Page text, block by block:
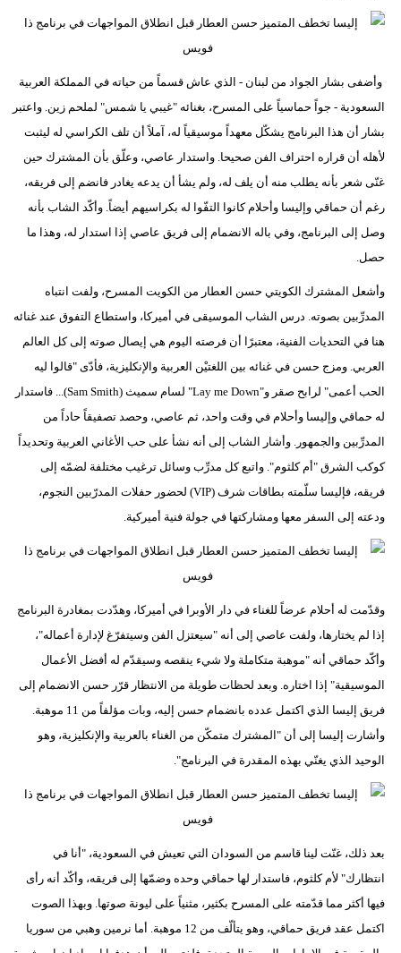
وأضفى بشار الجواد من لبنان - الذي عاش قسماً من حياته في المملكة العربية
السعودية - جواً حماسياً على المسرح، بغنائه "غيبي يا شمس" لملحم زين. واعتبر
بشار أن هذا البرنامج يشكّل معهداً موسيقياً له، آملاً أن تلف الكراسي له ليثبت
لأهله أن قراره احتراف الفن صحيحا. واستدار عاصي، وعلّق بأن المشترك حين
غنّى شعر بأنه يطلب منه أن يلف له، ولم يشأ أن يدعه يغادر فانضم إلى فريقه،
رغم أن حماقي وإليسا وأحلام كانوا التفّوا له بكراسيهم أيضاً. وأكّد الشاب بأنه
وصل إلى البرنامج، وفي باله الانضمام إلى فريق عاصي إذا استدار له، وهذا ما
حصل.
وأشعل المشترك الكويتي حسن العطار من الكويت المسرح، ولفت انتباه
المدرِّبين بصوته. درس الشاب الموسيقى في أميركا، واستطاع التفوق عند غنائه
هنا في التحديات الفنية، معتبرًا أن فرصته اليوم هي إيصال صوته إلى كل العالم
العربي. ومزج حسن في غنائه بين اللغتيْن العربية والإنكليزية، فأدّى "قالوا ليه
الحب أعمى" لرابح صقر و"Lay me Down" لسام سميث (Sam Smith)... فاستدار
له حماقي وإليسا وأحلام في وقت واحد، ثم عاصي، وحصد تصفيقاً حاداً من
المدرِّبين والجمهور. وأشار الشاب إلى أنه نشأ على حب الأغاني العربية وتحديداً
كوكب الشرق "أم كلثوم". واتبع كل مدرِّب وسائل ترغيب مختلفة لضمّه إلى
فريقه، فإليسا سلّمته بطاقات شرف (VIP) لحضور حفلات المدرّبين النجوم،
ودعته إلى السفر معها ومشاركتها في جولة فنية أميركية.
وقدّمت له أحلام عرضاً للغناء في دار الأوبرا في أميركا، وهدّدت بمغادرة البرنامج
إذا لم يختارها، ولفت عاصي إلى أنه "سيعتزل الفن وسيتفرّغ لإدارة أعماله"،
وأكّد حماقي أنه "موهبة متكاملة ولا شيء ينقصه وسيقدّم له أفضل الأعمال
الموسيقية" إذا اختاره. وبعد لحظات طويلة من الانتظار قرّر حسن الانضمام إلى
فريق إليسا الذي اكتمل عدده بانضمام حسن إليه، وبات مؤلفاً من 11 موهبة.
وأشارت إليسا إلى أن "المشترك متمكّن من الغناء بالعربية والإنكليزية، وهو
الوحيد الذي يغنّي بهذه المقدرة في البرنامج".
بعد ذلك، غنّت لينا قاسم من السودان التي تعيش في السعودية، "أنا في
انتظارك" لأم كلثوم، فاستدار لها حماقي وحده وضمّها إلى فريقه، وأكّد أنه رأى
فيها أكثر مما قدّمته على المسرح بكثير، مثنياً على ليونة صوتها. وبهذا الصوت
اكتمل عقد فريق حماقي، وهو يتألّف من 12 موهبة. أما نرمين وهبي من سوريا